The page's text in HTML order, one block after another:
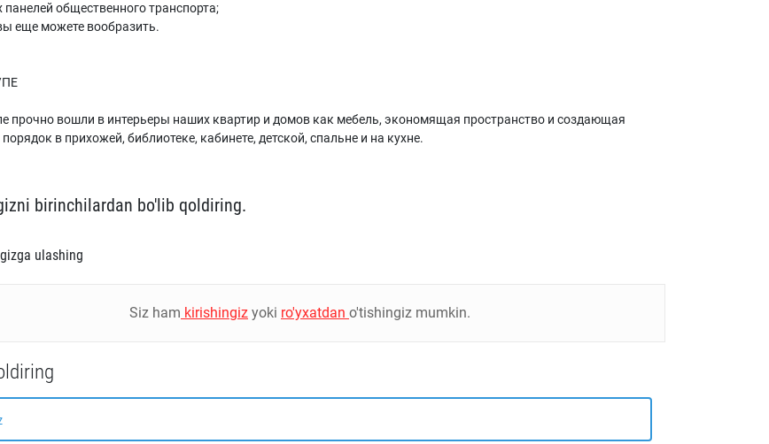
панелей общественного транспорта;
еще можете вообразить.
прочно вошли в интерьеры наших квартир и домов как мебель, экономящая пространство и создающая
в прихожей, библиотеке, кабинете, детской, спальне и на кухне.
birinchilardan bo'lib qoldiring.
ulashing
Siz ham kirishingiz yoki ro'yxatdan o'tishingiz mumkin.